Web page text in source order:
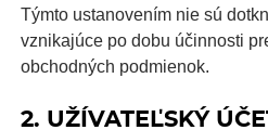
Týmto ustanovením nie sú
vznikajúce po dobu účinnosti
obchodných podmienok.
2. UŽÍVATEĽSKÝ